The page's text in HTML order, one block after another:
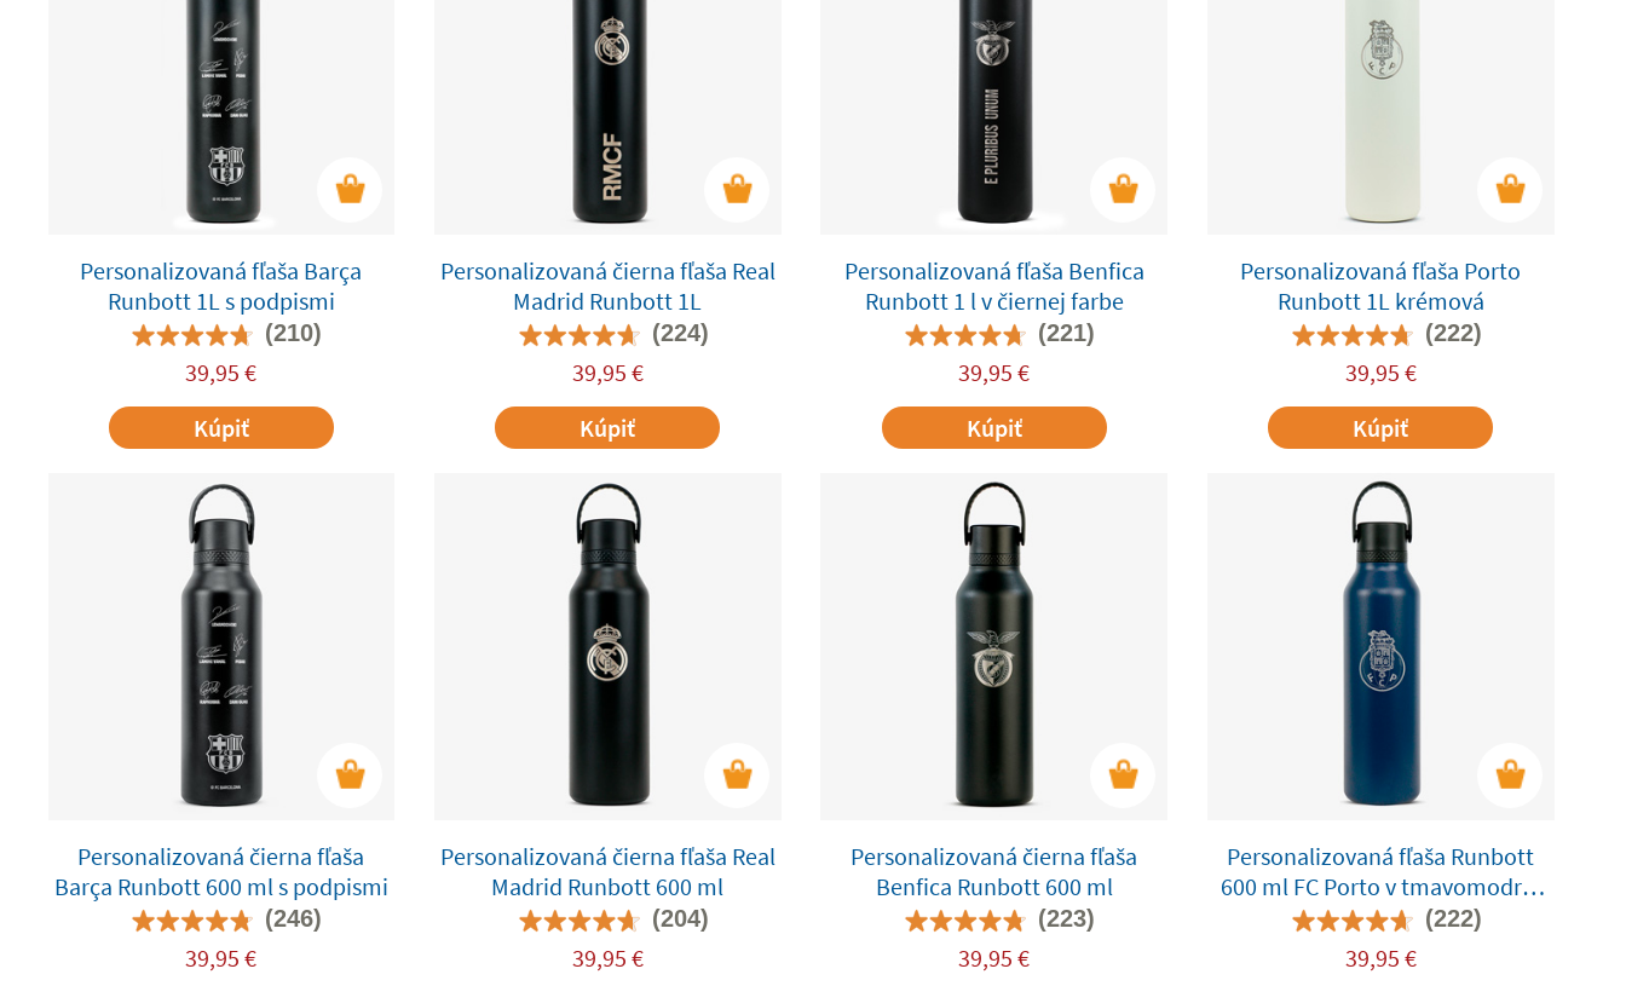
Personalizovaná fľaša Barça
Runbott 1L s podpismi
(210)
39,95 €
Kúpiť
Personalizovaná čierna fľaša Real
Madrid Runbott 1L
(224)
39,95 €
Kúpiť
Personalizovaná fľaša Benfica
Runbott 1 l v čiernej farbe
(221)
39,95 €
Kúpiť
Personalizovaná fľaša Porto
Runbott 1L krémová
(222)
39,95 €
Kúpiť
Personalizovaná čierna fľaša
Barça Runbott 600 ml s podpismi
(246)
39,95 €
Personalizovaná čierna fľaša Real
Madrid Runbott 600 ml
(204)
39,95 €
Personalizovaná čierna fľaša
Benfica Runbott 600 ml
(223)
39,95 €
Personalizovaná fľaša Runbott
600 ml FC Porto v tmavomodrej
farbe
(222)
39,95 €